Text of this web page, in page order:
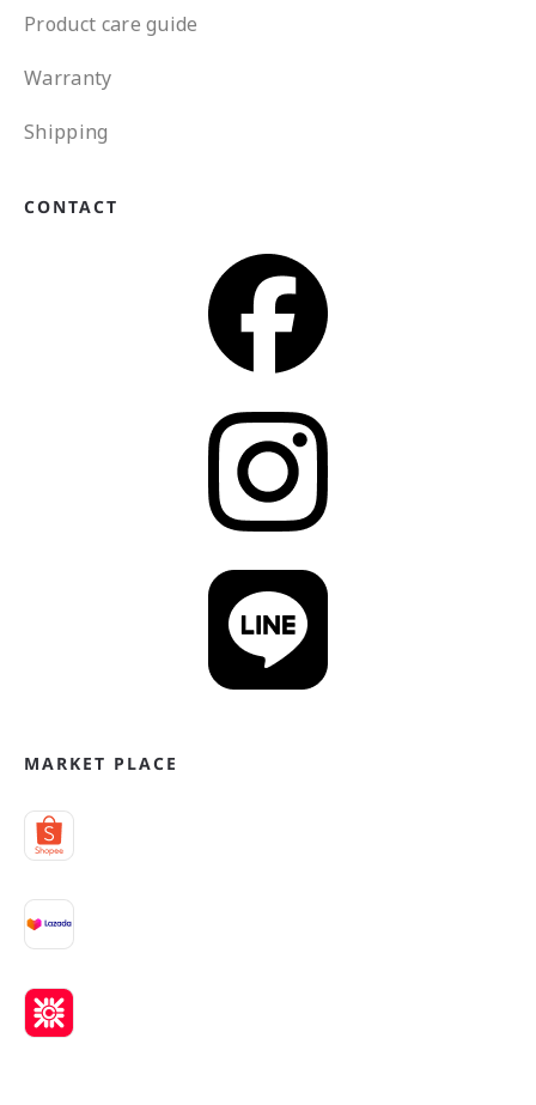
Product care guide
Warranty
Shipping
CONTACT
MARKET PLACE